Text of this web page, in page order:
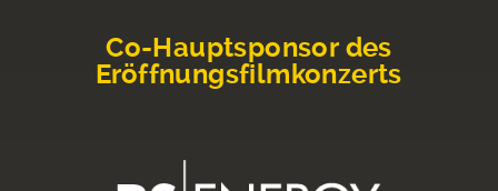
Co-Hauptsponsor des
Eröffnungsfilmkonzerts